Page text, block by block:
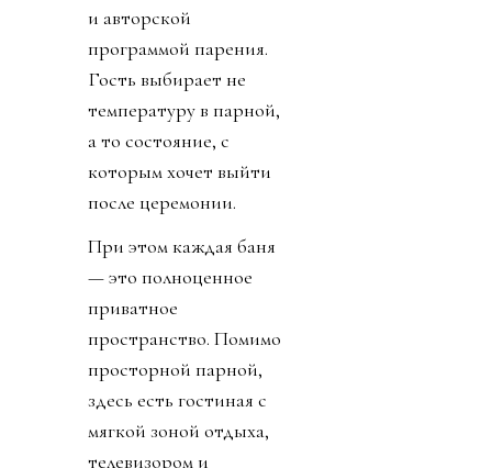
и авторской
программой парения.
Гость выбирает не
температуру в парной,
а то состояние, с
которым хочет выйти
после церемонии.
При этом каждая баня
— это полноценное
приватное
пространство. Помимо
просторной парной,
здесь есть гостиная с
мягкой зоной отдыха,
телевизором и